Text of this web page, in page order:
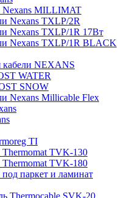
Nexans MILLIMAT
Nexans TXLP/2R
Nexans TXLP/1R 17Вт
Nexans TXLP/1R BLACK
NEXANS
WATER
SNOW
Nexans Millicable Flex
TI
TVK-130
TVK-180
паркет и ламинат
Thermocable SVK-20